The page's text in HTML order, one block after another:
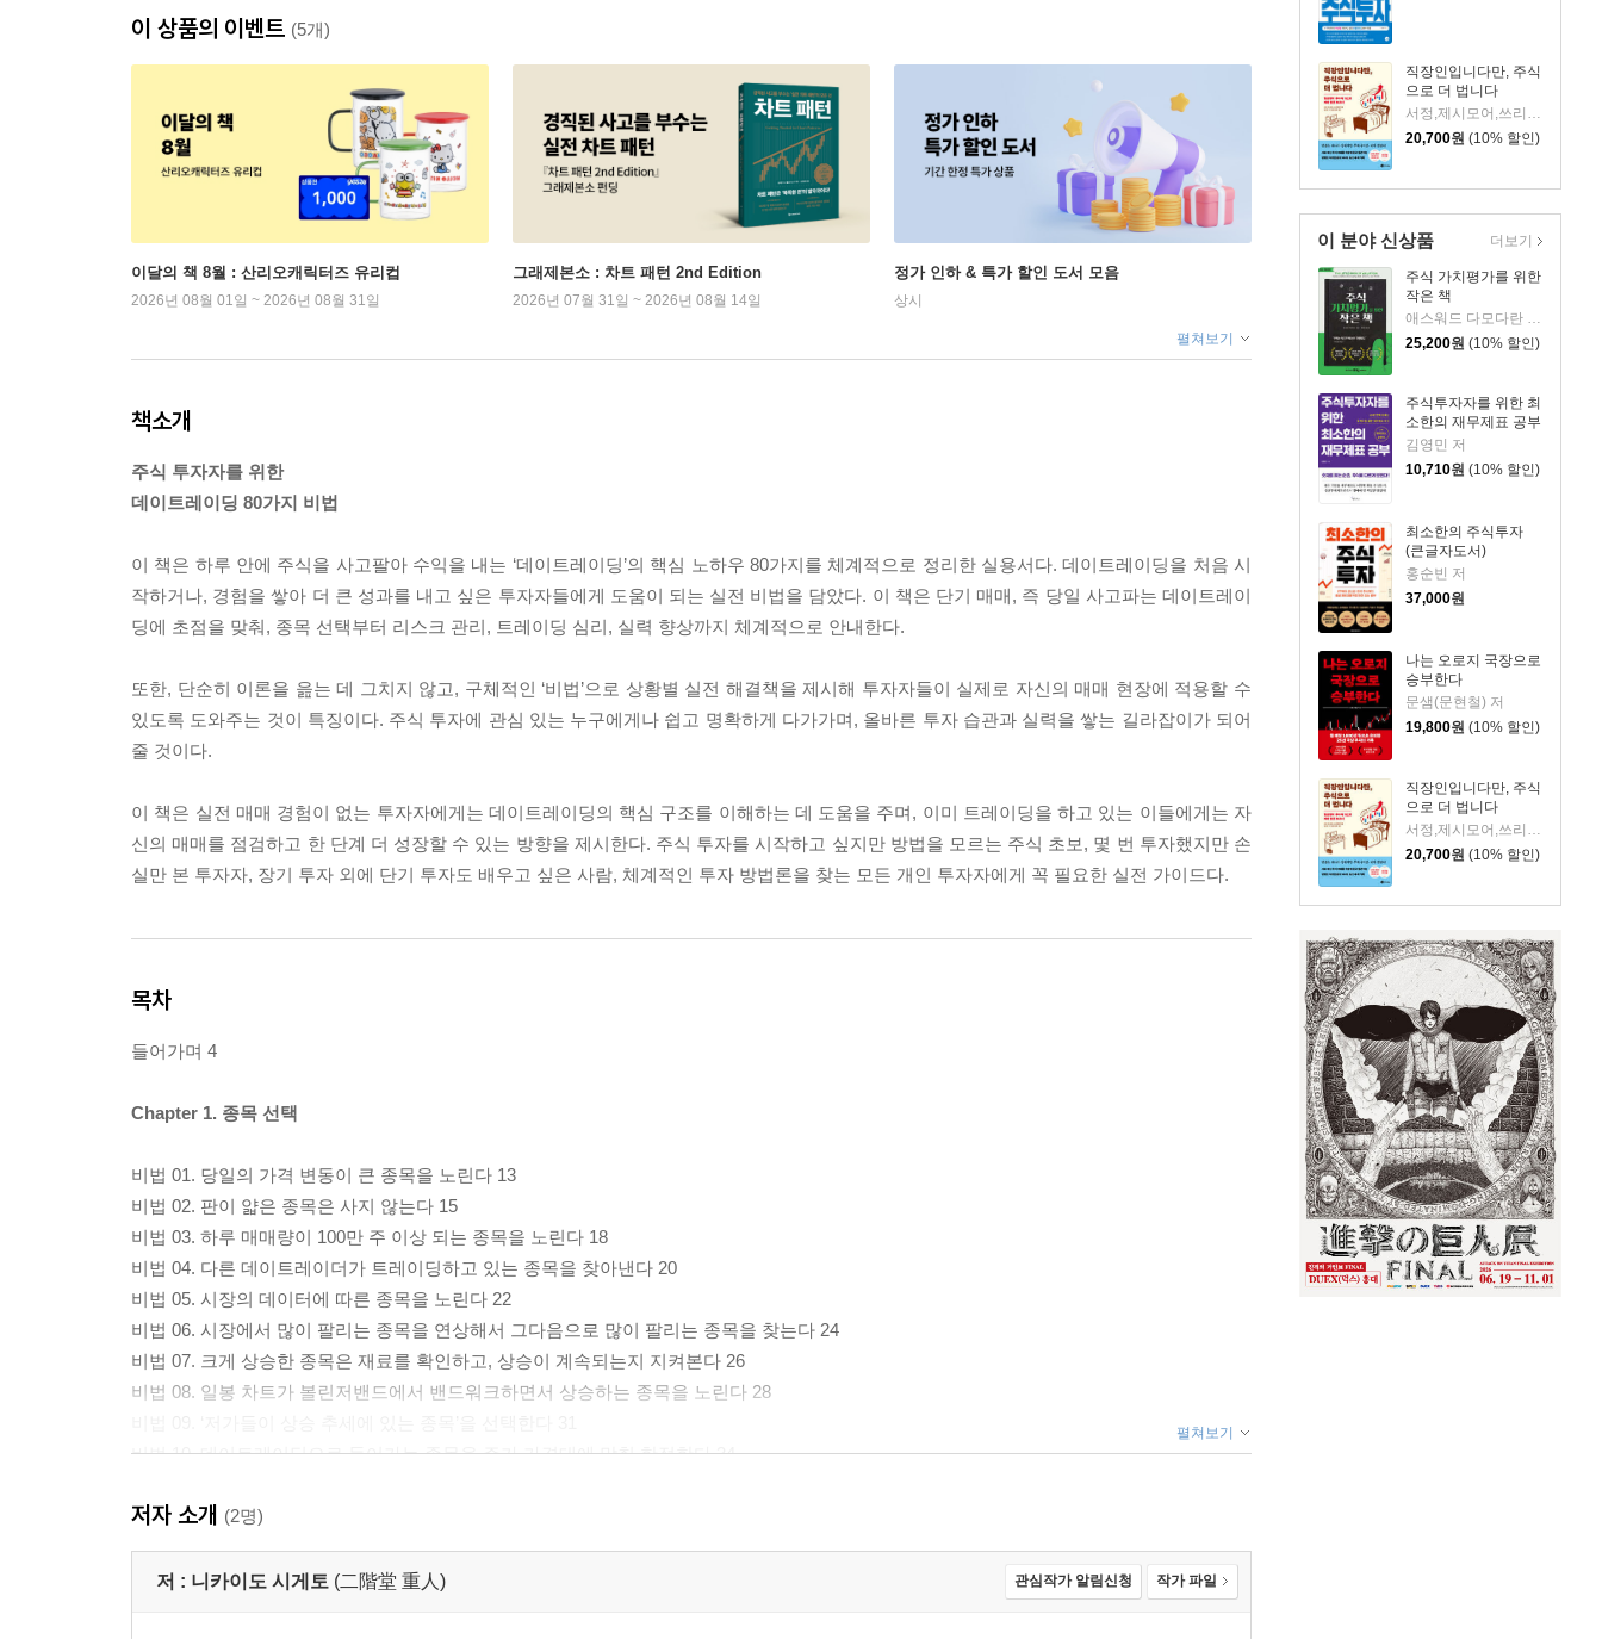
직장인입니다만, 주식
으로 더 법니다
20,700원 (10% 할인)
이 분야 신상품
주식 가치평가를 위한
작은 책
25,200원 (10% 할인)
주식투자자를 위한 최
소한의 재무제표 공부
김영민 저
10,710원 (10% 할인)
최소한의 주식투자
(큰글자도서)
홍순빈 저
37,000원
나는 오로지 국장으로
승부한다
문샘(문현철) 저
19,800원 (10% 할인)
직장인입니다만, 주식
으로 더 법니다
서정,제시모어,쓰리쿼터 저/권오태,시그널리포트 편
20,700원 (10% 할인)
더보기
이 상품의 이벤트 (5개)
이달의 책 8월 : 산리오캐릭터즈 유리컵
2026년 08월 01일 ~ 2026년 08월 31일
그래제본소 : 차트 패턴 2nd Edition
2026년 07월 31일 ~ 2026년 08월 14일
정가 인하 & 특가 할인 도서 모음
상시
펼쳐보기
책소개
주식 투자자를 위한
데이트레이딩 80가지 비법
이 책은 하루 안에 주식을 사고팔아 수익을 내는 ‘데이트레이딩’의 핵심 노하우 80가지를 체계적으로 정리한 실용서다. 데이트레이딩을 처음 시
작하거나, 경험을 쌓아 더 큰 성과를 내고 싶은 투자자들에게 도움이 되는 실전 비법을 담았다. 이 책은 단기 매매, 즉 당일 사고파는 데이트레이
딩에 초점을 맞춰, 종목 선택부터 리스크 관리, 트레이딩 심리, 실력 향상까지 체계적으로 안내한다.
또한, 단순히 이론을 읊는 데 그치지 않고, 구체적인 ‘비법’으로 상황별 실전 해결책을 제시해 투자자들이 실제로 자신의 매매 현장에 적용할 수
있도록 도와주는 것이 특징이다. 주식 투자에 관심 있는 누구에게나 쉽고 명확하게 다가가며, 올바른 투자 습관과 실력을 쌓는 길라잡이가 되어
줄 것이다.
이 책은 실전 매매 경험이 없는 투자자에게는 데이트레이딩의 핵심 구조를 이해하는 데 도움을 주며, 이미 트레이딩을 하고 있는 이들에게는 자
신의 매매를 점검하고 한 단계 더 성장할 수 있는 방향을 제시한다. 주식 투자를 시작하고 싶지만 방법을 모르는 주식 초보, 몇 번 투자했지만 손
실만 본 투자자, 장기 투자 외에 단기 투자도 배우고 싶은 사람, 체계적인 투자 방법론을 찾는 모든 개인 투자자에게 꼭 필요한 실전 가이드다.
목차
들어가며 4
Chapter 1. 종목 선택
비법 01. 당일의 가격 변동이 큰 종목을 노린다 13
비법 02. 판이 얇은 종목은 사지 않는다 15
비법 03. 하루 매매량이 100만 주 이상 되는 종목을 노린다 18
비법 04. 다른 데이트레이더가 트레이딩하고 있는 종목을 찾아낸다 20
비법 05. 시장의 데이터에 따른 종목을 노린다 22
비법 06. 시장에서 많이 팔리는 종목을 연상해서 그다음으로 많이 팔리는 종목을 찾는다 24
비법 07. 크게 상승한 종목은 재료를 확인하고, 상승이 계속되는지 지켜본다 26
비법 08. 일봉 차트가 볼린저밴드에서 밴드워크하면서 상승하는 종목을 노린다 28
비법 10. 데이트레이딩으로 들어가는 종목을 주가 가격대에 맞춰 한정한다 34
Chapter 2. 트레이딩
펼쳐보기
저자 소개 (2명)
저 : 니카이도 시게토 (二階堂 重人) 관심작가 알림신청 작가 파일